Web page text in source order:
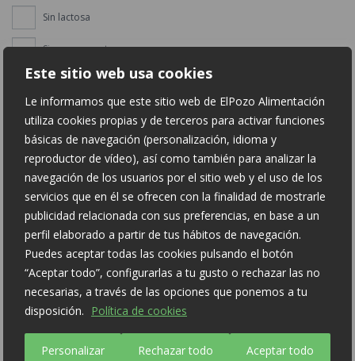
Este sitio web usa cookies
Le informamos que este sitio web de ElPozo Alimentación
utiliza cookies propias y de terceros para activar funciones
básicas de navegación (personalización, idioma y
reproductor de vídeo), así como también para analizar la
navegación de los usuarios por el sitio web y el uso de los
servicios que en él se ofrecen con la finalidad de mostrarle
publicidad relacionada con sus preferencias, en base a un
perfil elaborado a partir de tus hábitos de navegación.
Puedes aceptar todas las cookies pulsando el botón
“Aceptar todo”, configurarlas a tu gusto o rechazar las no
necesarias, a través de las opciones que ponemos a tu
disposición. Política de cookies
Personalizar Rechazar todo Aceptar todo
Sin lactosa
Sin conservantes
Sin colorantes
Carne y
elaborados de
fresco
BBQ TRADICIONALES